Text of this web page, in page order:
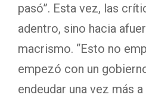
pasó”. Esta vez, las
adentro, sino hacia
macrismo. “Esto no
empezó con un
endeudar una vez más